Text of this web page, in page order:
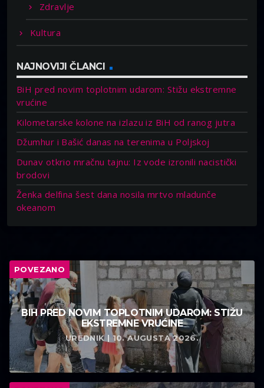
Zdravlje
Kultura
NAJNOVIJI ČLANCI
BiH pred novim toplotnim udarom: Stižu ekstremne
vrućine
Kilometarske kolone na izlazu iz BiH od ranog jutra
Džumhur i Bašić danas na terenima u Poljskoj
Dunav otkrio mračnu tajnu: Iz vode izronili nacistički
brodovi
Ženka delfina šest dana nosila mrtvo mladunče
okeanom
POVEZANO
BIH PRED NOVIM TOPLOTNIM UDAROM: STIŽU
EKSTREMNE VRUĆINE
UREDNIK | 10. AUGUSTA 2026.